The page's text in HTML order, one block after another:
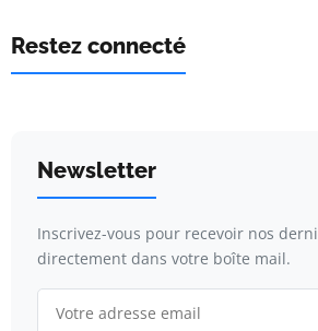
Restez connecté
Newsletter
Inscrivez-vous pour recevoir nos
directement dans votre boîte mail.